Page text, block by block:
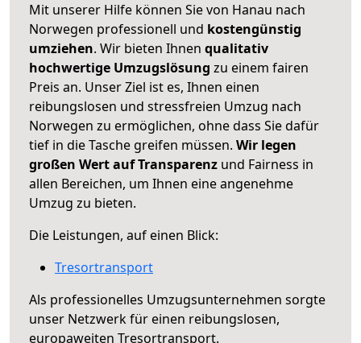
Mit unserer Hilfe können Sie von Hanau nach
Norwegen professionell und kostengünstig
umziehen. Wir bieten Ihnen qualitativ
hochwertige Umzugslösung zu einem fairen
Preis an. Unser Ziel ist es, Ihnen einen
reibungslosen und stressfreien Umzug nach
Norwegen zu ermöglichen, ohne dass Sie dafür
tief in die Tasche greifen müssen. Wir legen
großen Wert auf Transparenz und Fairness in
allen Bereichen, um Ihnen eine angenehme
Umzug zu bieten.
Die Leistungen, auf einen Blick:
Tresortransport
Als professionelles Umzugsunternehmen sorgte
unser Netzwerk für einen reibungslosen,
europaweiten Tresortransport.